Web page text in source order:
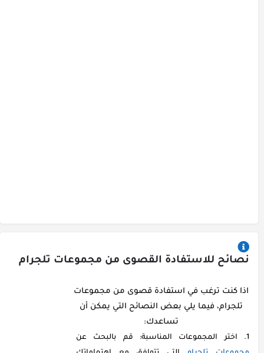
نصائح للاستفادة القصوى من مجموعات تلجرام
اذا كنت ترغب في استفادة قصوى من مجموعات
تلجرام، فيما يلي بعض النصائح التي يمكن أن
تساعدك:
اختر المجموعات المناسبة: قم بالبحث عن